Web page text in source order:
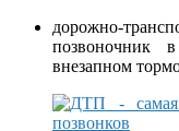
дорожно-
позвоночник
внезапном